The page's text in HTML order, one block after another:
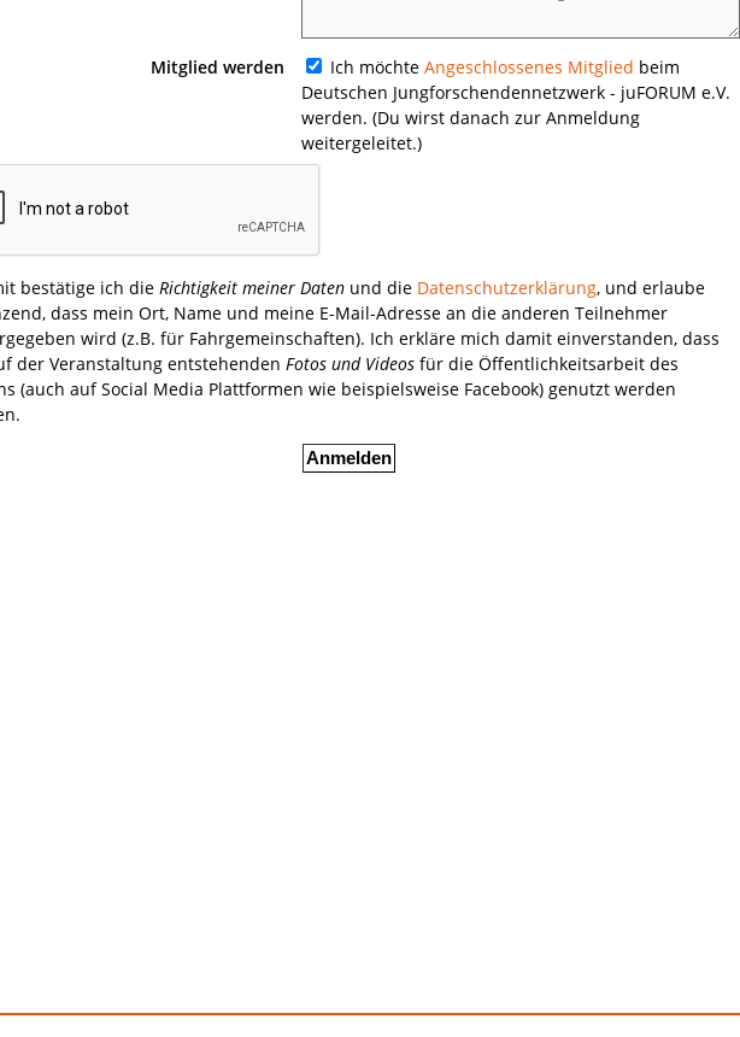
Mitglied werden Ich möchteAngeschlossenes Mitglied beim
Deutschen Jungforschendennetzwerk - juFORUM e.V.
werden. (Du wirst danach zur Anmeldung
weitergeleitet.)
bestätige ich die Richtigkeit meiner Datenund die Datenschutzerklärung, und erlaube
dass mein Ort, Name und meine E-Mail-Adresse an die anderen Teilnehmer
wird (z.B. für Fahrgemeinschaften). Ich erkläre mich damit einverstanden, dass
der Veranstaltung entstehenden Fotos und Videosfür die Öffentlichkeitsarbeit des
(auch auf Social Media Plattformen wie beispielsweise Facebook) genutzt werden
Anmelden